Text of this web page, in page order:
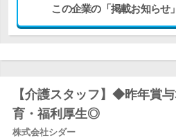
この企業の「掲載お知らせ
【介護スタッフ】◆昨年賞
育・福利厚生◎
株式会社シダー